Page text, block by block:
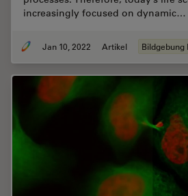
increasingly focused on dynamic…
Jan 10, 2022 Artikel Bildgebung